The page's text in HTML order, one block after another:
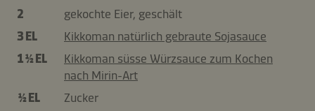
2
gekochte Eier, geschält
3 EL
Kikkoman natürlich gebraute Sojasauce
1 ½ EL
Kikkoman süsse Würzsauce zum Kochen
nach Mirin-Art
½ EL
Zucker